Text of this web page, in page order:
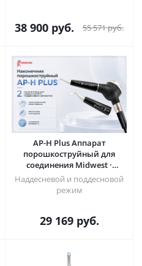
38 900 руб. 55 571руб.
AP-H Plus Аппарат
порошкоструйный для
соединения Midwest ·
Woodpecker (Китай)
Наддесневой и поддесновой
режим
29 169руб.